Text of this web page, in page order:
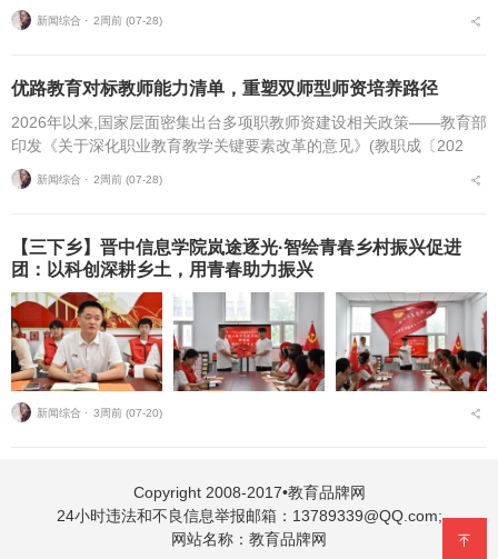
机构办学规模，结合个人学习基础、备考目标与个性化学习需求匹配
适配的备考平台，是更为...
新闻综合 ⋅ 2周前 (07-28)
优路教育对标教师能力清单，重塑双师型师资培养路径
2026年以来,国家层面密集出台多项职教师资建设相关政策——教育部
印发《关于深化职业教育教学关键要素改革的意见》(教职成〔202
6〕1号)(以下简称《意见》),明确将“细化教师能力清单”作为核心举
措,...
新闻综合 ⋅ 2周前 (07-28)
【三下乡】晋中信息学院岚途逐光·智绘青春乡村振兴促进
团：以科创深耕乡土，用青春助力振兴
新闻综合 ⋅ 3周前 (07-20)
Copyright 2008-2017•教育品牌网
24小时违法和不良信息举报邮箱：13789339@QQ.com;
网站名称：教育品牌网